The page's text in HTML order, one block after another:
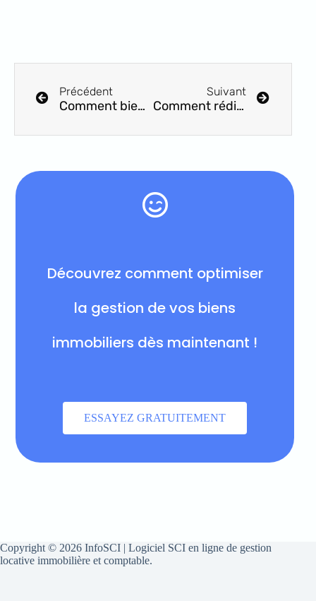
Précédent
Comment bien choisir entre SCI et SARL de Famille
Suivant
Comment rédiger une lettre de résiliation de bail
Découvrez comment optimiser
la gestion de vos biens
immobiliers dès maintenant !
ESSAYEZ GRATUITEMENT
Copyright © 2026 InfoSCI | Logiciel SCI en ligne de gestion
locative immobilière et comptable.